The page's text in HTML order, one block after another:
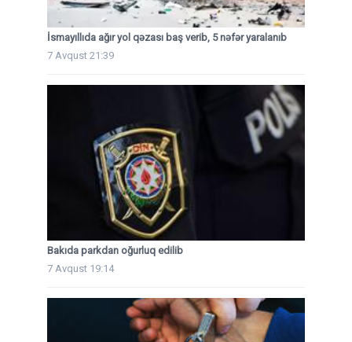
İsmayıllıda ağır yol qəzası baş verib, 5 nəfər yaralanıb
7 Avqust 21:39
Bakıda parkdan oğurluq edilib
7 Avqust 19:14